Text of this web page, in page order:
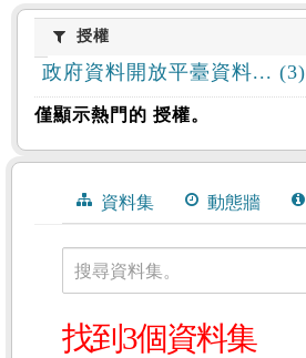
授權授權
政府資料開放平臺資料... (3)
僅顯示熱門的 授權。
資料集 動態牆
搜尋資料集。
找到3個資料集